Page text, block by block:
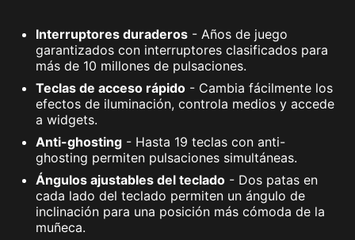
Interruptores duraderos - Años de juego
garantizados con interruptores clasificados para
más de 10 millones de pulsaciones.
Teclas de acceso rápido - Cambia fácilmente los
efectos de iluminación, controla medios y accede
a widgets.
Anti-ghosting - Hasta 19 teclas con anti-
ghosting permiten pulsaciones simultáneas.
Ángulos ajustables del teclado - Dos patas en
cada lado del teclado permiten un ángulo de
inclinación para una posición más cómoda de la
muñeca.